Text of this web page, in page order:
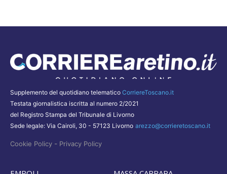
Supplemento del quotidiano telematico CorriereToscano.it
Testata giornalistica iscritta al numero 2/2021
del Registro Stampa del Tribunale di Livorno
Sede legale: Via Cairoli, 30 - 57123 Livorno arezzo@corrieretoscano.it
Cookie Policy - Privacy Policy